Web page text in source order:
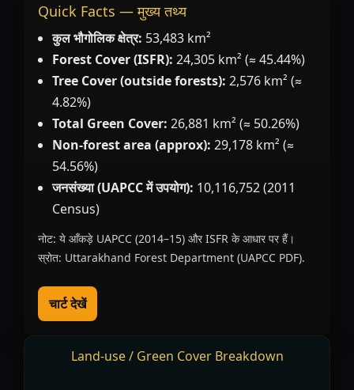
Quick Facts — मुख्य तथ्य
कुल भौगोलिक क्षेत्र: 53,483 km²
Forest Cover (ISFR): 24,305 km² (≈ 45.44%)
Tree Cover (outside forests): 2,576 km² (≈
4.82%)
Total Green Cover: 26,881 km² (≈ 50.26%)
Non-forest area (approx): 29,178 km² (≈
54.56%)
जनसंख्या (UAPCC में उपयोग): 10,116,752 (2011
Census)
नोट: ये आँकड़े UAPCC (2014–15) और ISFR के आधार पर हैं।
स्रोत: Uttarakhand Forest Department (UAPCC PDF).
चार्ट देखें
Land-use / Green Cover Breakdown